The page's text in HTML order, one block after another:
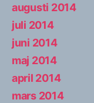
augusti 2014
juli 2014
juni 2014
maj 2014
april 2014
mars 2014